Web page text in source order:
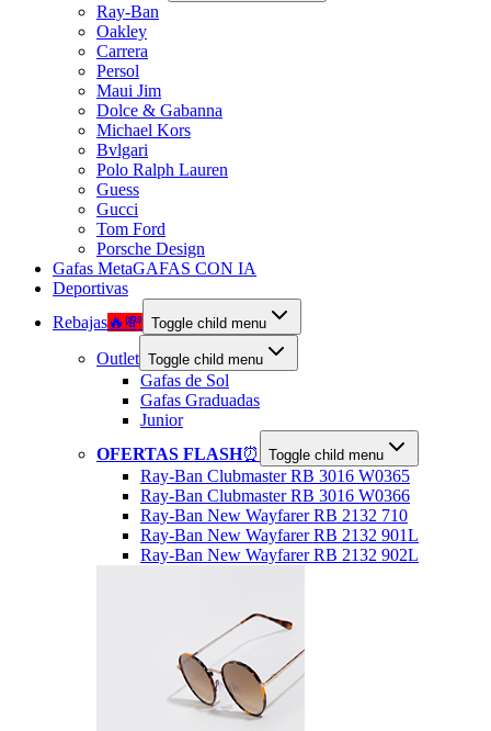
Ray-Ban
Oakley
Carrera
Persol
Maui Jim
Dolce & Gabanna
Michael Kors
Bvlgari
Polo Ralph Lauren
Guess
Gucci
Tom Ford
Porsche Design
Gafas MetaGAFAS CON IA
Deportivas
Rebajas🔥💸 Toggle child menu
Outlet Toggle child menu
Gafas de Sol
Gafas Graduadas
Junior
OFERTAS FLASH⏰ Toggle child menu
Ray-Ban Clubmaster RB 3016 W0365
Ray-Ban Clubmaster RB 3016 W0366
Ray-Ban New Wayfarer RB 2132 710
Ray-Ban New Wayfarer RB 2132 901L
Ray-Ban New Wayfarer RB 2132 902L